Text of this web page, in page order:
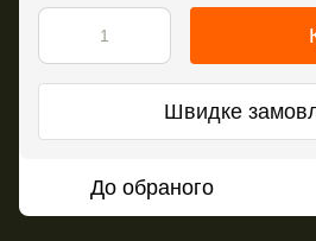
Швидке
До обраного